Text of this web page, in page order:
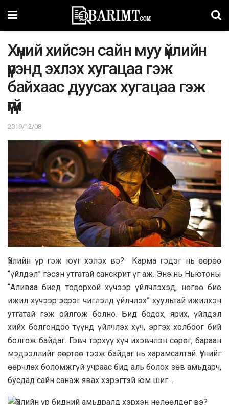
Хүний хийсэн сайн муу үйлийн
үрэнд эхлэх хугацаа гэж
байхаас дуусах хугацаа гэж
үгүй
2019/12/08
Үйлийн үр гэж юуг хэлэх вэ? Карма гэдэг нь өөрөө
“үйлдэл” гэсэн утгатай санскрит үг аж. Энэ нь Ньютоны
“Аливаа биед тодорхой хүчээр үйлчлэхэд, нөгөө бие
ижил хүчээр эсрэг чиглэлд үйлчлэх” хуультай ижилхэн
утгатай гэж ойлгож болно. Бид бодох, ярих, үйлдэл
хийх болгондоо түүнд үйлчлэх хүч, эргэх холбоог бий
болгож байдаг. Гэвч тэрхүү хүч ихэвчлэн сөрөг, бараан
мэдээллийг өөртөө тээж байдаг нь харамсалтай. Үүнийг
өөрчлөх боломжгүй учраас бид аль болох зөв амьдарч,
бусдад сайн санаж явах хэрэгтэй юм шиг…